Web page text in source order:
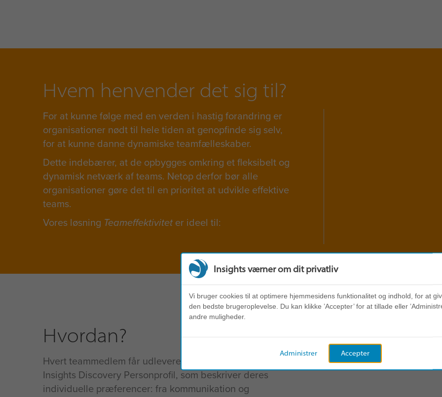
Hvem henvender det sig til?
For at kunne følge med en verden i hastig forandring er
organisationer nødt til hele tiden at genopfinde sig selv,
for at kunne danne dynamiske teamfælleskaber.
Dette indebærer, at de opbygges omkring et fleksibelt og
dynamisk netværk af teams. Netop derfor bør alle
organisationer gøre det til en prioritet at udvikle effektive
teams.
Vores løsning Teameffektivitet er ideel til:
Hvordan?
Hvert teammedlem får udleveret en
Insights Discovery Personprofil, som beskriver deres
individuelle præferencer: fra kommunikation og
Insights værner om dit privatliv
Vi bruger cookies til at optimere hjemmesidens funktionalitet og indhold, for at
den bedste brugeroplevelse. Du kan klikke ’Accepter’ for at tillade eller
andre muligheder.
Accepter
Administrer